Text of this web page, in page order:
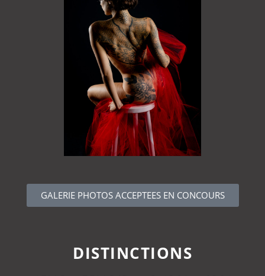
GALERIE PHOTOS ACCEPTEES EN CONCOURS
DISTINCTIONS